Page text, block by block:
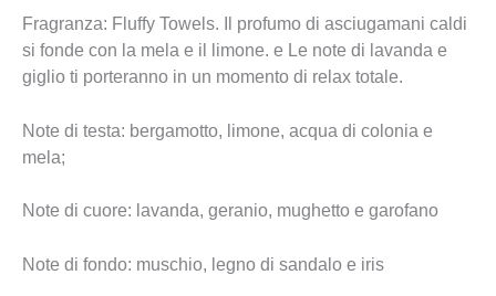
Fragranza: Fluffy Towels. Il profumo di asciugamani caldi
si fonde con la mela e il limone. e Le note di lavanda e
giglio ti porteranno in un momento di relax totale.
Note di testa: bergamotto, limone, acqua di colonia e
mela;
Note di cuore: lavanda, geranio, mughetto e garofano
Note di fondo: muschio, legno di sandalo e iris